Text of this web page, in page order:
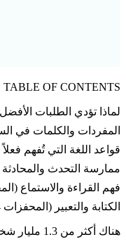
TABLE OF CONTENTS
لماذا تؤدي الطلبات
المفردات والكلمات في
قواعد اللغة التي تُفهم فعلاً
ممارسة التحدث والمحادثة
فهم القراءة والاستماع
الكتابة والتعبير (المحفزات 24–27)
هناك أكثر من 1.3 مليار شخص حول العالم يتعلمون لغة أجنبية. معظمهم سيتوقفون خلال الشهر الأول.